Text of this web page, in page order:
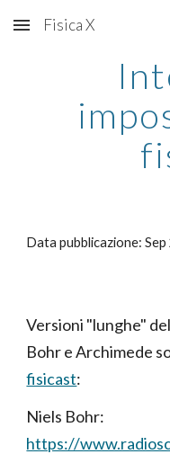
Skip to main content
Fisica X
Data pubblicazione:
Versioni "lunghe"
Bohr e Archimede
fisicast:
Niels Bohr:
https://